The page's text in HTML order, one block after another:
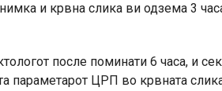
и крвна слика ви одзема 3
после поминати 6 часа, и
параметарот ЦРП во крвната